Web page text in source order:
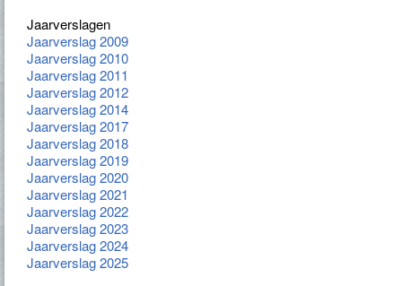
Jaarverslagen
Jaarverslag 2009
Jaarverslag 2010
Jaarverslag 2011
Jaarverslag 2012
Jaarverslag 2014
Jaarverslag 2017
Jaarverslag 2018
Jaarverslag 2019
Jaarverslag 2020
Jaarverslag 2021
Jaarverslag 2022
Jaarverslag 2023
Jaarverslag 2024
Jaarverslag 2025